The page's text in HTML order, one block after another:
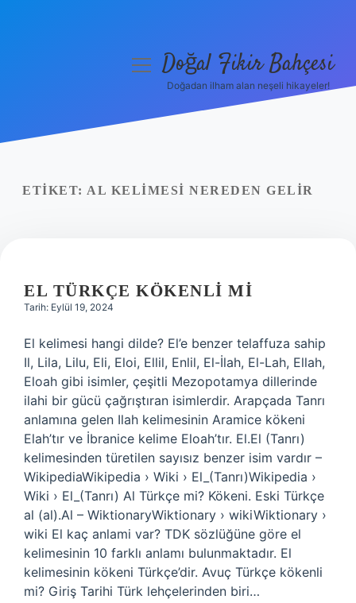
Yasal Uyarı
menüyüDoğal Fikir Bahçesi
Doğadan ilham alan neşeli hikayeler!
ETIKET: AL KELIMESI NEREDEN GELIR
EL TÜRKÇE KÖKENLI MI
Tarih: Eylül 19, 2024
El kelimesi hangi dilde? El’e benzer telaffuza sahip
Il, Lila, Lilu, Eli, Eloi, Ellil, Enlil, El-İlah, El-Lah, Ellah,
Eloah gibi isimler, çeşitli Mezopotamya dillerinde
ilahi bir gücü çağrıştıran isimlerdir. Arapçada Tanrı
anlamına gelen Ilah kelimesinin Aramice kökeni
Elah’tır ve İbranice kelime Eloah’tır. El.El (Tanrı)
kelimesinden türetilen sayısız benzer isim vardır –
WikipediaWikipedia › Wiki › El_(Tanrı)Wikipedia ›
Wiki › El_(Tanrı) Al Türkçe mi? Kökeni. Eski Türkçe
al‎ (al).Al – WiktionaryWiktionary › wikiWiktionary ›
wiki El kaç anlami var? TDK sözlüğüne göre el
kelimesinin 10 farklı anlamı bulunmaktadır. El
kelimesinin kökeni Türkçe’dir. Avuç Türkçe kökenli
mi? Giriş Tarihi Türk lehçelerinden biri…